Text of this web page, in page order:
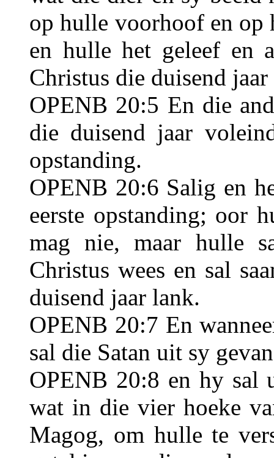
op hulle voorhoof en op
en hulle het geleef en
Christus die duisend
OPENB 20:5 En die
die duisend jaar
opstanding.
OPENB 20:6 Salig en
eerste opstanding; oor
mag nie, maar hulle
Christus wees en sal
duisend jaar lank.
OPENB 20:7 En
sal die Satan uit sy
OPENB 20:8 en hy sal
wat in die vier hoeke
Magog, om hulle te